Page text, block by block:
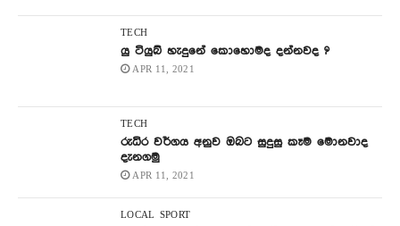
TECH
යු ටියුබ් හැදුනේ කොහොමද දන්නවද ?
APR 11, 2021
TECH
රුධිර වර්ගය අනුව ඔබට සුදුසු කෑම මොනවාද
දැනගමු
APR 11, 2021
LOCAL SPORT